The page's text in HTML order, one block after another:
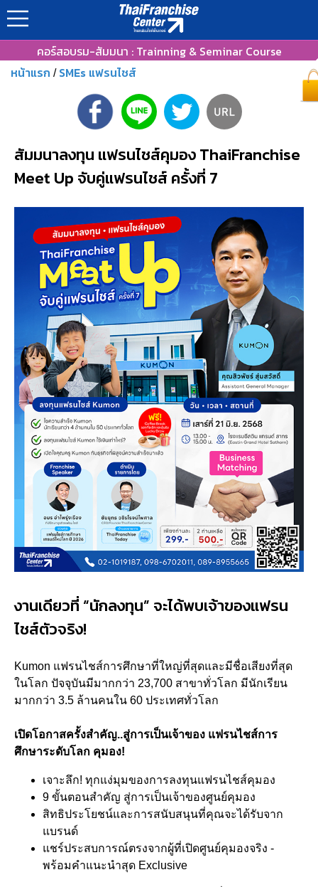
คอร์สอบรม-สัมมนา : Trainning & Seminar Course
หน้าแรก / SMEs แฟรนไชส์
สัมมนาลงทุน แฟรนไชส์คุมอง ThaiFranchise
Meet Up จับคู่แฟรนไชส์ ครั้งที่ 7
งานเดียวที่ “นักลงทุน” จะได้พบเจ้าของแฟรน
ไชส์ตัวจริง!
Kumon แฟรนไชส์การศึกษาที่ใหญ่ที่สุดและมีชื่อเสียงที่สุด
ในโลก ปัจจุบันมีมากกว่า 23,700 สาขาทั่วโลก มีนักเรียน
มากกว่า 3.5 ล้านคนใน 60 ประเทศทั่วโลก
เปิดโอกาสครั้งสำคัญ..สู่การเป็นเจ้าของ แฟรนไชส์การ
ศึกษาระดับโลก คุมอง!
เจาะลึก! ทุกแง่มุมของการลงทุนแฟรนไชส์คุมอง
9 ขั้นตอนสำคัญ สู่การเป็นเจ้าของศูนย์คุมอง
สิทธิประโยชน์และการสนับสนุนที่คุณจะได้รับจาก
แบรนด์
แชร์ประสบการณ์ตรงจากผู้ที่เปิดศูนย์คุมองจริง -
พร้อมคำแนะนำสุด Exclusive